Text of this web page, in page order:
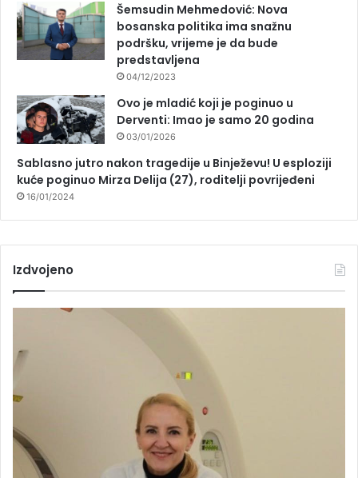
Šemsudin Mehmedović: Nova
bosanska politika ima snažnu
podršku, vrijeme je da bude
predstavljena
04/12/2023
Ovo je mladić koji je poginuo u
Derventi: Imao je samo 20 godina
03/01/2026
Sablasno jutro nakon tragedije u Binježevu! U esploziji
kuće poginuo Mirza Delija (27), roditelji povrijeđeni
16/01/2024
Izdvojeno